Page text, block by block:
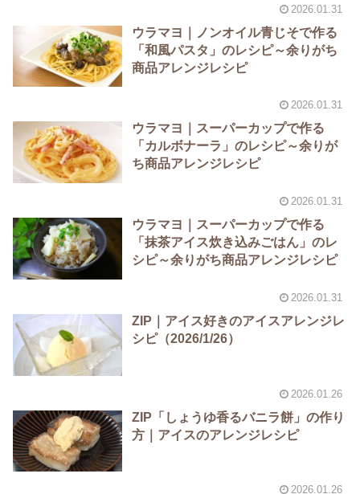
2026.01.31
ウラマヨ｜ノンオイル青じそで作る
「和風パスタ」のレシピ～余りがち
商品アレンジレシピ
2026.01.31
ウラマヨ｜スーパーカップで作る
「カルボナーラ」のレシピ～余りが
ち商品アレンジレシピ
2026.01.31
ウラマヨ｜スーパーカップで作る
「抹茶アイス炊き込みごはん」のレ
シピ～余りがち商品アレンジレシピ
2026.01.31
ZIP｜アイス好きのアイスアレンジレ
シピ（2026/1/26）
2026.01.26
ZIP「しょうゆ香るバニラ餅」の作り
方｜アイスのアレンジレシピ
2026.01.26